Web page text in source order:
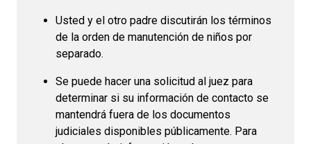
Usted y el otro padre discutirán los términos
de la orden de manutención de niños por
separado.
Se puede hacer una solicitud al juez para
determinar si su información de contacto se
mantendrá fuera de los documentos
judiciales disponibles públicamente. Para